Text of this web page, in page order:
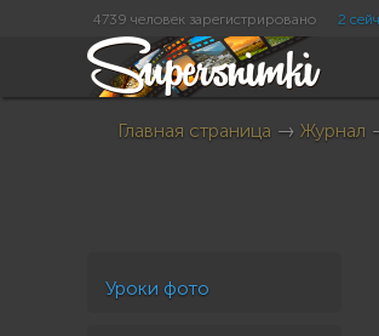
4739 человек зарегистрировано 2
Главная страница → Журнал
Уроки фото